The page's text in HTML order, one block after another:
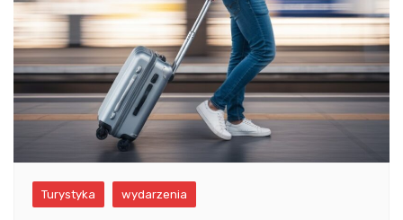
Turystyka wydarzenia